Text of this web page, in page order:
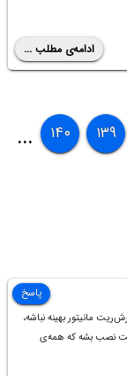
ادامه‌ی مطلب ...
۱۳۹ ۱۴۰ ...
مانیتور بهینه نباشه،
نصب بشه که همه‌ی
پاسخ